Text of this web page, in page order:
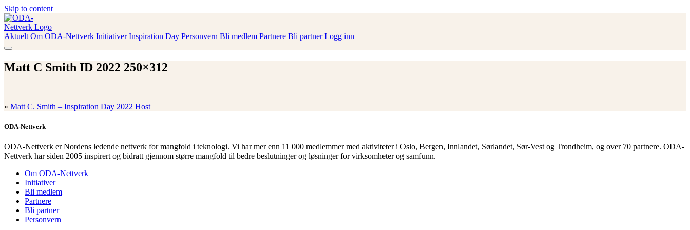
Skip to content
Aktuelt Om ODA-Nettverk Initiativer Inspiration Day Personvern Bli medlem Partnere Bli partner Logg inn
Matt C Smith ID 2022 250×312
« Matt C. Smith – Inspiration Day 2022 Host
ODA-Nettverk
ODA-Nettverk er Nordens ledende nettverk for mangfold i teknologi. Vi har mer enn 11 000 medlemmer med aktiviteter i Oslo, Bergen, Innlandet, Sørlandet, Sør-Vest og Trondheim, og over 70 partnere. ODA-
Nettverk har siden 2005 inspirert og bidratt gjennom større mangfold til bedre beslutninger og løsninger for virksomheter og samfunn.
Om ODA-Nettverk
Initiativer
Bli medlem
Partnere
Bli partner
Personvern